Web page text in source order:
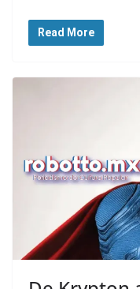
Read More